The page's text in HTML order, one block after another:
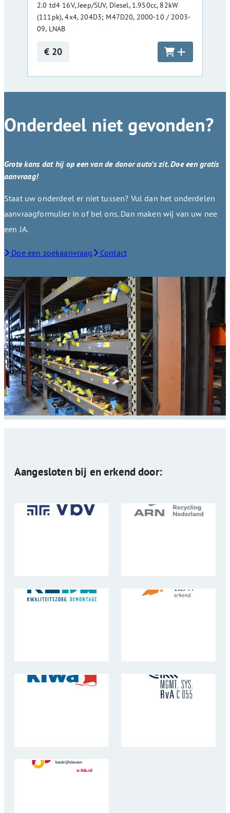
2.0 td4 16V, Jeep/SUV, Diesel, 1.950cc, 82kW
(111pk), 4x4, 204D3; M47D20, 2000-10 / 2003-
09, LNAB
€ 20
Onderdeel niet gevonden?
Grote kans dat hij op een van de donor auto’s zit. Doe een gratis
aanvraag!
Staat uw onderdeel er niet tussen? Vul dan het onderdelen
aanvraagformulier in of bel ons. Dan maken wij van uw nee
een JA.
Doe een zoekaanvraag Contact
Aangesloten bij en erkend door: